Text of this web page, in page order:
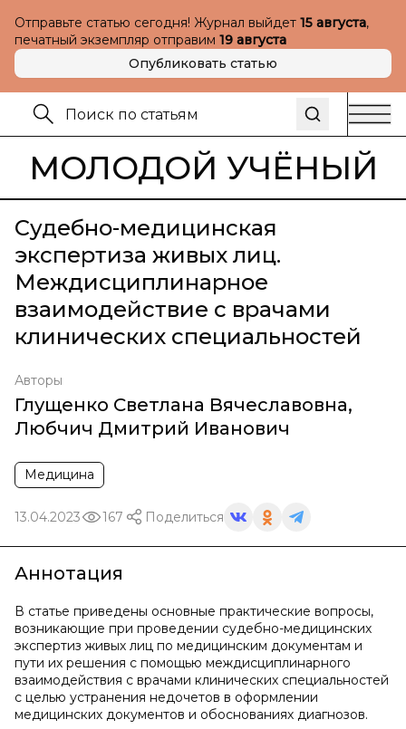
Отправьте статью сегодня! Журнал выйдет 15 августа,
печатный экземпляр отправим 19 августа
Опубликовать статью
МОЛОДОЙ УЧЁНЫЙ
Судебно-медицинская
экспертиза живых лиц.
Междисциплинарное
взаимодействие с врачами
клинических специальностей
Авторы
Глущенко Светлана Вячеславовна,
Любчич Дмитрий Иванович
Медицина
13.04.2023 167 Поделиться
Аннотация
В статье приведены основные практические вопросы,
возникающие при проведении судебно-медицинских
экспертиз живых лиц по медицинским документам и
пути их решения с помощью междисциплинарного
взаимодействия с врачами клинических специальностей
с целью устранения недочетов в оформлении
медицинских документов и обоснованиях диагнозов.